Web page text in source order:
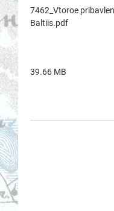
7462_Vtoroe
Baltiis.pdf
39.66 MB